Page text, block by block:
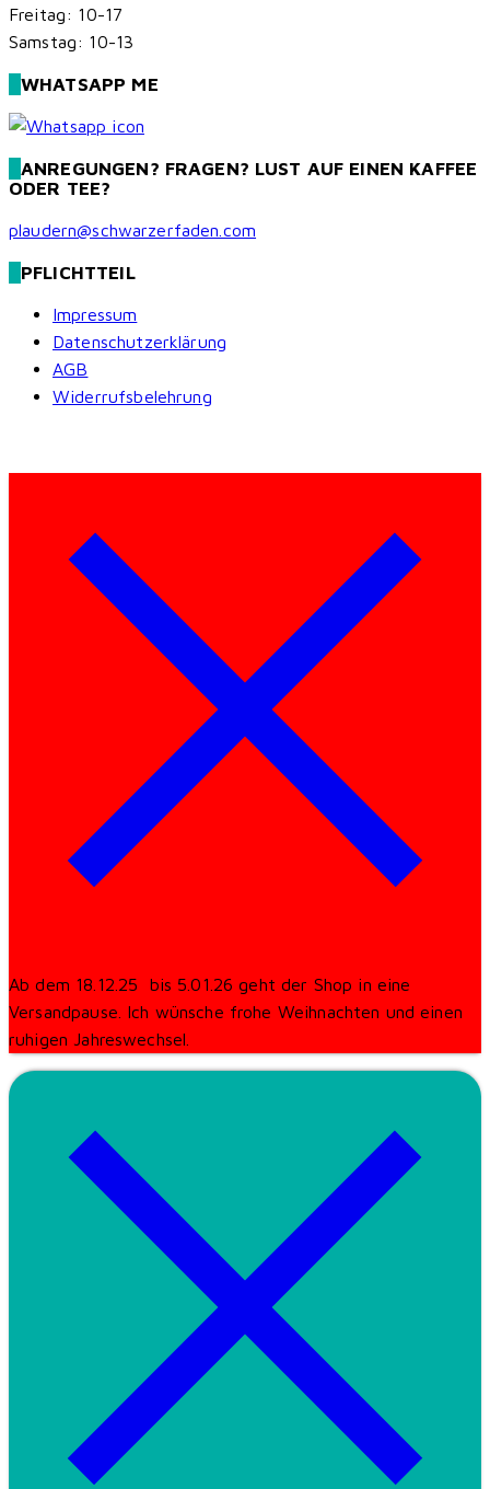
Freitag: 10-17
Samstag: 10-13
WHATSAPP ME
ANREGUNGEN? FRAGEN? LUST AUF EINEN KAFFEE
ODER TEE?
plaudern@schwarzerfaden.com
PFLICHTTEIL
Impressum
Datenschutzerklärung
AGB
Widerrufsbelehrung
Ab dem 18.12.25 bis 5.01.26 geht der Shop in eine
Versandpause. Ich wünsche frohe Weihnachten und einen
ruhigen Jahreswechsel.